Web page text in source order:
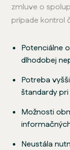
zmluve o
prípade kontrol
Potenciálne
dlhodobej
Potreba
štandardy
Možnosti
Neustála